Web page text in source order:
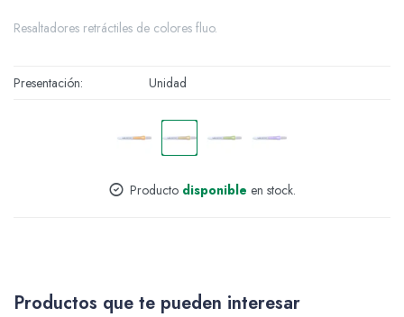
Resaltadores retráctiles de colores fluo.
Presentación Unidad
Producto disponible en stock.
Productos que te pueden interesar
Perfumería